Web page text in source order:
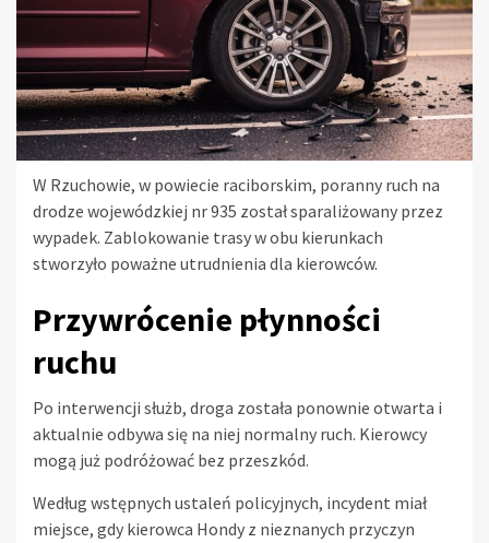
W Rzuchowie, w powiecie raciborskim, poranny ruch na
drodze wojewódzkiej nr 935 został sparaliżowany przez
wypadek. Zablokowanie trasy w obu kierunkach
stworzyło poważne utrudnienia dla kierowców.
Przywrócenie płynności
ruchu
Po interwencji służb, droga została ponownie otwarta i
aktualnie odbywa się na niej normalny ruch. Kierowcy
mogą już podróżować bez przeszkód.
Według wstępnych ustaleń policyjnych, incydent miał
miejsce, gdy kierowca Hondy z nieznanych przyczyn